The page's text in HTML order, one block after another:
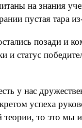
на знания
пустая тара
позади и
статус
у нас
успеха
то это мы